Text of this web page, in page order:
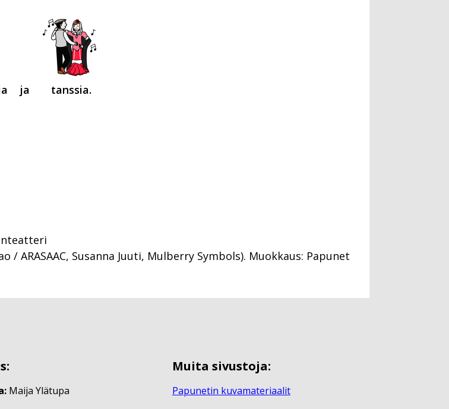
ja tanssia.
/ ARASAAC, Susanna Juuti, Mulberry Symbols). Muokkaus: Papunet
Maija Ylätupa
Muita sivustoja:
Papunetin kuvamateriaalit